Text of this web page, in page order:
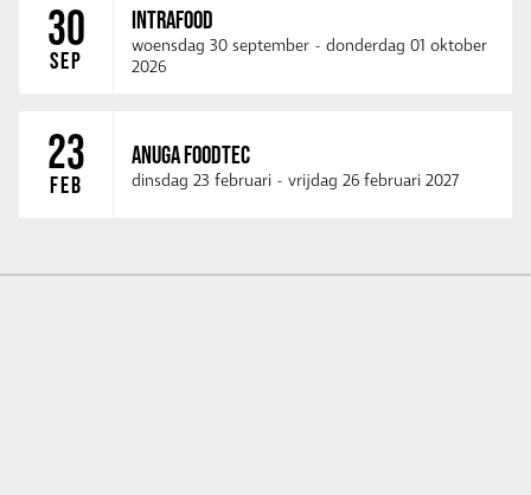
30
SEP
INTRAFOOD
woensdag 30 september - donderdag 01 oktober
2026
23
FEB
ANUGA FOODTEC
dinsdag 23 februari - vrijdag 26 februari 2027